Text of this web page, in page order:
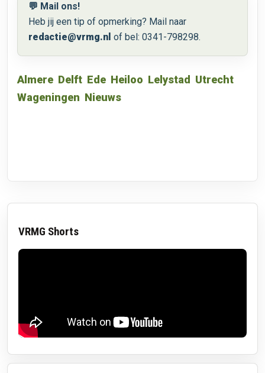
💬 Mail ons!
Heb jij een tip of opmerking? Mail naar
redactie@vrmg.nl of bel: 0341-798298.
Almere Delft Ede Heiloo Lelystad
Utrecht
Wageningen Nieuws
VRMG Shorts